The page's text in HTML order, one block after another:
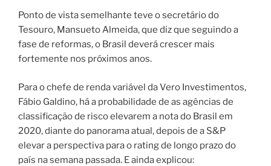
Ponto de vista semelhante teve o secretário do
Tesouro, Mansueto Almeida, que diz que seguindo a
fase de reformas, o Brasil deverá crescer mais
fortemente nos próximos anos.
Para o chefe de renda variável da Vero Investimentos,
Fábio Galdino, há a probabilidade de as agências de
classificação de risco elevarem a nota do Brasil em
2020, diante do panorama atual, depois de a S&P
elevar a perspectiva para o rating de longo prazo do
país na semana passada. E ainda explicou: